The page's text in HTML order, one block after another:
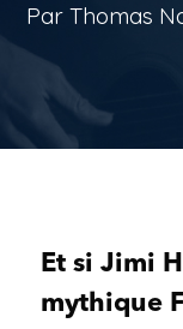
Par Thomas
Et si Jimi
mythique